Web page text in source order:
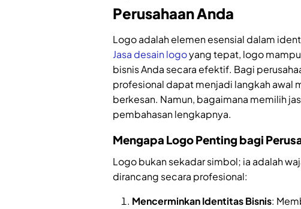
Perusahaan Anda
Logo adalah elemen esensial dalam
Jasa desain logoyang tepat, logo
bisnis Anda secara efektif. Bagi
profesional dapat menjadi langkah awal
berkesan. Namun, bagaimana memilih
pembahasan lengkapnya.
Mengapa Logo Penting bagi
Logo bukan sekadar simbol; ia adalah
dirancang secara profesional:
Mencerminkan Identitas Bisnis: